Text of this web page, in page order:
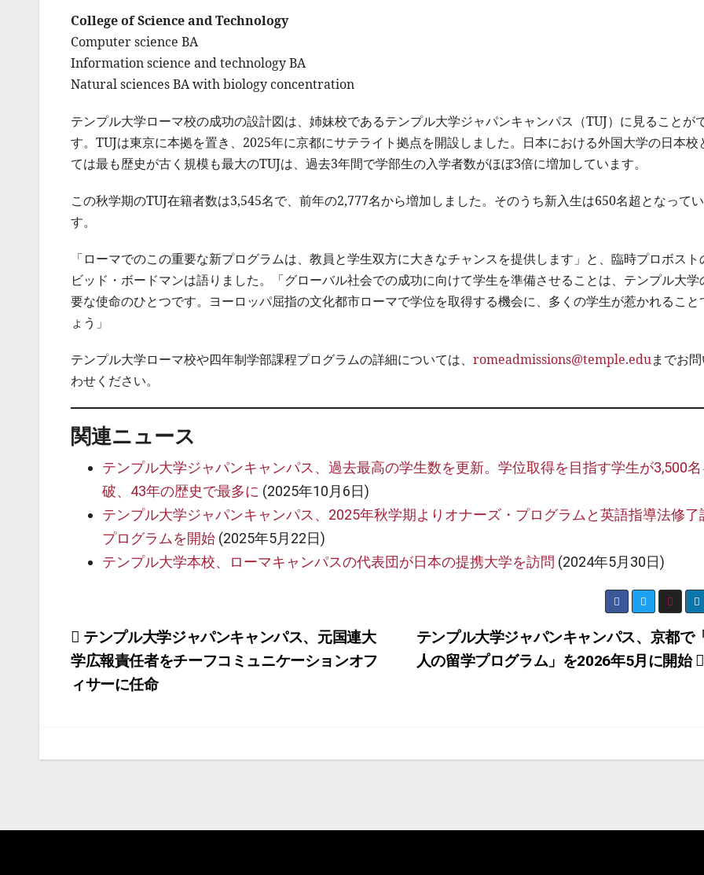
College of Science and Technology
Computer science BA
Information science and technology BA
Natural sciences BA with biology concentration
テンプル大学ローマ校の成功の設計図は、姉妹校であるテンプル大学ジャパンキャンパス（TUJ）に見ることが
す。TUJは東京に本拠を置き、2025年に京都にサテライト拠点を開設しました。日本における外国大学の日本校
ては最も歴史が古く規模も最大のTUJは、過去3年間で学部生の入学者数がほぼ3倍に増加しています。
この秋学期のTUJ在籍者数は3,545名で、前年の2,777名から増加しました。そのうち新入生は650名超となって
す。
「ローマでのこの重要な新プログラムは、教員と学生双方に大きなチャンスを提供します」と、臨時プロボスト
ビッド・ボードマンは語りました。「グローバル社会での成功に向けて学生を準備させることは、テンプル大学
要な使命のひとつです。ヨーロッパ屈指の文化都市ローマで学位を取得する機会に、多くの学生が惹かれること
ょう」
テンプル大学ローマ校や四年制学部課程プログラムの詳細については、 romeadmissions@temple.eduまでお
わせください。
関連ニュース
テンプル大学ジャパンキャンパス、過去最高の学生数を更新。学位取得を目指す学生が3,500
破、43年の歴史で最多に (2025年10月6日)
テンプル大学ジャパンキャンパス、2025年秋学期よりオナーズ・プログラムと英語指導法修了
プログラムを開始 (2025年5月22日)
テンプル大学本校、ローマキャンパスの代表団が日本の提携大学を訪問 (2024年5月30日)
投
稿
ナ
ゲ
ョ
テンプル大学ジャパンキャンパス、京都で
人の留学プログラム」を2026年5月に開始
テンプル大学ジャパンキャンパス、元国連大
学広報責任者をチーフコミュニケーションオフ
ィサーに任命